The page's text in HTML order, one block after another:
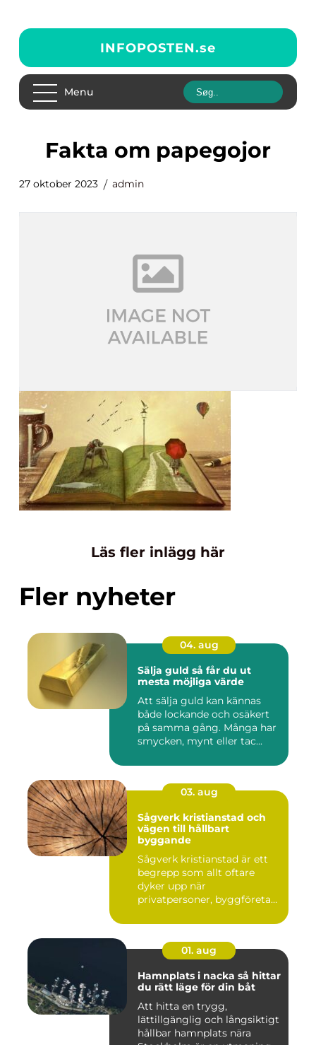
INFOPOSTEN.se
Menu
fakta om papegojor
27 oktober 2023 admin
Läs fler inlägg här
Fler nyheter
04. aug
Sälja guld så får du ut
mesta möjliga värde
Att sälja guld kan kännas
både lockande och osäkert
på samma gång. Många har
smycken, mynt eller tac...
03. aug
Sågverk kristianstad och
vägen till hållbart
byggande
Sågverk kristianstad är ett
begrepp som allt oftare
dyker upp när
privatpersoner, byggföretag
01. aug
Hamnplats i nacka så hittar
du rätt läge för din båt
Att hitta en trygg,
lättillgänglig och långsiktigt
hållbar hamnplats nära